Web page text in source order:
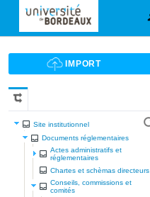
Site institutionnel
Documents réglementaires
Actes administratifs et
réglementaires
Chartes et schèmas directeurs
Conseils, commissions et
comités